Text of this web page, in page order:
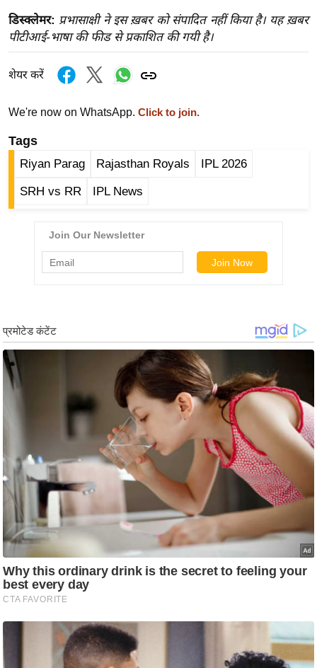
व
र्ल्ड
न्यू
ब्री
म
नो
ज
वु
ड
हॉ
ली
फि
ल्म
स
मी
क्षा
B
r
e
a
k
डिस्क्लेमर: प्रभासाक्षी ने इस ख़बर को संपादित नहीं किया है। यह ख़बर
पीटीआई-भाषा की फीड से प्रकाशित की गयी है।
शेयर करें
We're now on WhatsApp. Click to join.
Tags
Riyan Parag Rajasthan Royals IPL 2026
SRH vs RR IPL News